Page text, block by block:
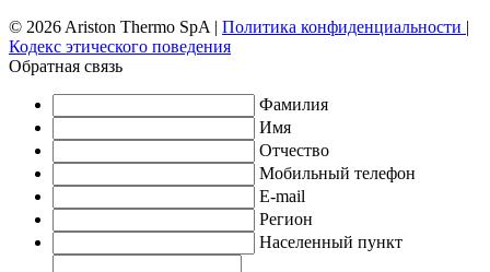
© 2026 Ariston Thermo SpA | Политика конфиденциальности |
Кодекс этического поведения
Обратная связь
Фамилия
Имя
Отчество
Мобильный телефон
E-mail
Регион
Населенный пункт